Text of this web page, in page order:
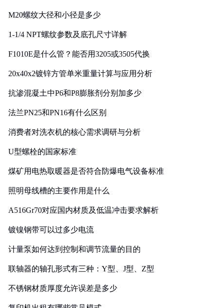
M20螺纹大径和小径是多少
1-1/4 NPT螺纹参数及底孔尺寸详解
F1010E是什么管？能否用3205或3505代换
20x40x2镀锌方管单米重量计算与应用分析
抗渗混凝土中P6和P8膨胀剂分别加多少
法兰PN25和PN16有什么区别
消费者对洗衣机的核心需求调研与分析
U型螺栓的国家标准
煤矿用电热取暖器是否符合防爆电气设备标准
照明母线槽的主要作用是什么
A516Gr70对应国内材质及低温冲击要求解析
镀镍钢带可以过多少电流
计量泵如何达到控制和调节流量的目的
联轴器的轴孔形式有三种：Y型、J型、Z型
不锈钢材质厚度允许误差是多少